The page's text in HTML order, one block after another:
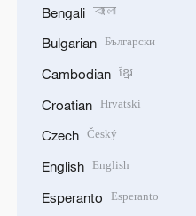
Bengali বাংলা
Bulgarian Български
Cambodian ខ្មែរ
Croatian Hrvatski
Czech Český
English English
Esperanto Esperanto